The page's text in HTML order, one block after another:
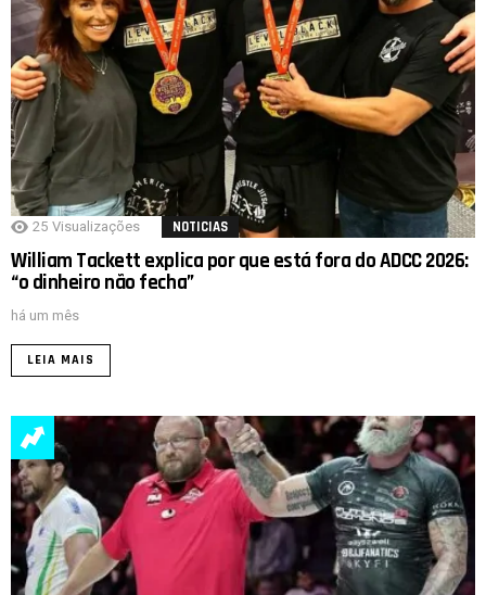
25 Visualizações NOTICIAS
William Tackett explica por que está fora do ADCC 2026:
“o dinheiro não fecha”
há um mês
LEIA MAIS